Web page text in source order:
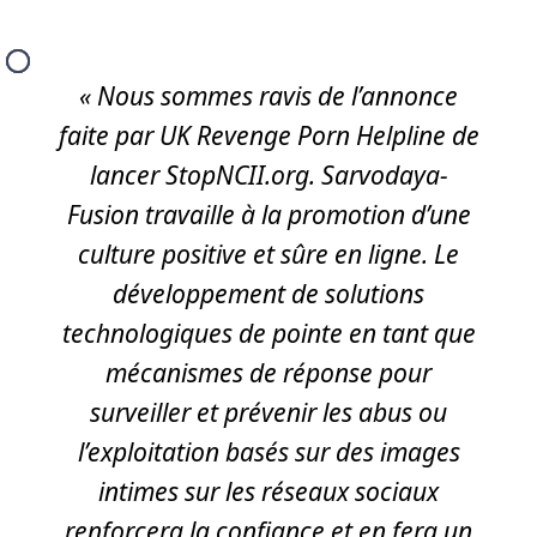
« Nous sommes ravis de l’annonce
faite par UK Revenge Porn Helpline de
lancer StopNCII.org. Sarvodaya-
Fusion travaille à la promotion d’une
culture positive et sûre en ligne. Le
développement de solutions
technologiques de pointe en tant que
mécanismes de réponse pour
surveiller et prévenir les abus ou
l’exploitation basés sur des images
intimes sur les réseaux sociaux
renforcera la confiance et en fera un